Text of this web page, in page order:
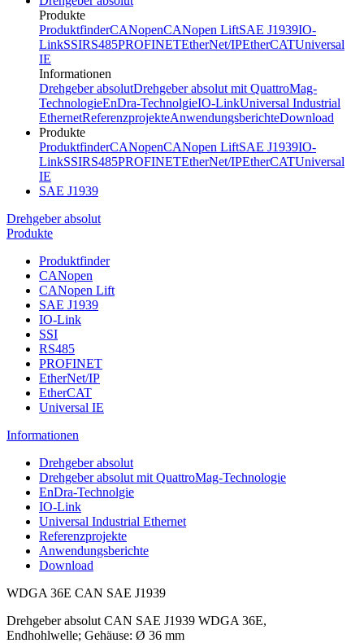
Produkte
ProduktfinderCANopenCANopen LiftSAE J1939IO-
LinkSSIRS485PROFINETEtherNet/IPEtherCATUniversal
IE
Informationen
Drehgeber absolutDrehgeber absolut mit QuattroMag-
TechnologieEnDra-TechnolgieIO-LinkUniversal Industrial
EthernetReferenzprojekteAnwendungsberichteDownload
Produkte
ProduktfinderCANopenCANopen LiftSAE J1939IO-
LinkSSIRS485PROFINETEtherNet/IPEtherCATUniversal
IE
SAE J1939
Drehgeber absolut
Produkte
Produktfinder
CANopen
CANopen Lift
SAE J1939
IO-Link
SSI
RS485
PROFINET
EtherNet/IP
EtherCAT
Universal IE
Informationen
Drehgeber absolut
Drehgeber absolut mit QuattroMag-Technologie
EnDra-Technolgie
IO-Link
Universal Industrial Ethernet
Referenzprojekte
Anwendungsberichte
Download
WDGA 36E CAN SAE J1939
Drehgeber absolut CAN SAE J1939 WDGA 36E,
Endhohlwelle; Gehäuse: Ø 36 mm